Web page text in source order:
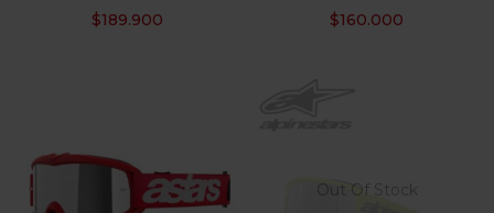
$189.900
$160.000
Out Of Stock